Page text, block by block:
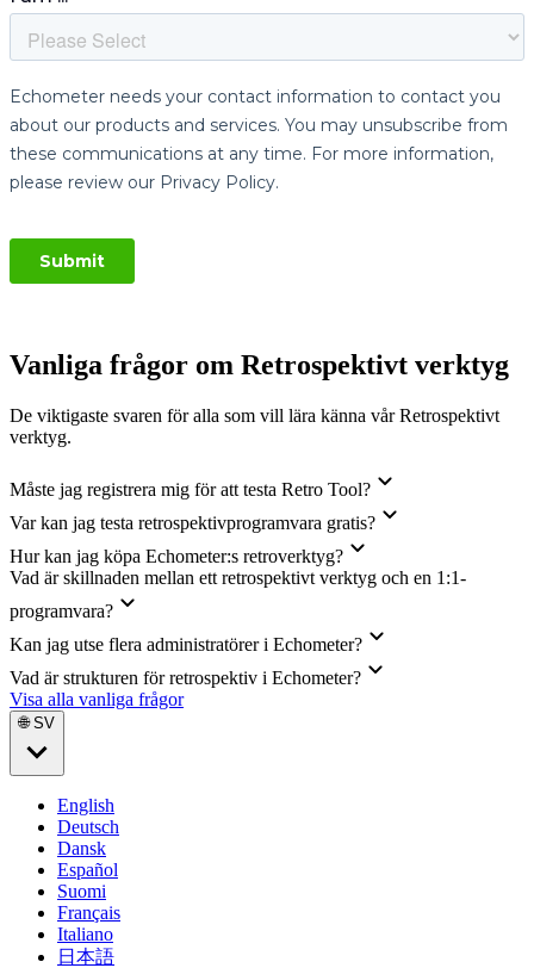
Vanliga frågor om Retrospektivt verktyg
De viktigaste svaren för alla som vill lära känna vår Retrospektivt
verktyg.
Måste jag registrera mig för att testa Retro Tool?
Var kan jag testa retrospektivprogramvara gratis?
Hur kan jag köpa Echometer:s retroverktyg?
Vad är skillnaden mellan ett retrospektivt verktyg och en 1:1-
programvara?
Kan jag utse flera administratörer i Echometer?
Vad är strukturen för retrospektiv i Echometer?
Visa alla vanliga frågor
🌐 SV
English
Deutsch
Dansk
Español
Suomi
Français
Italiano
日本語